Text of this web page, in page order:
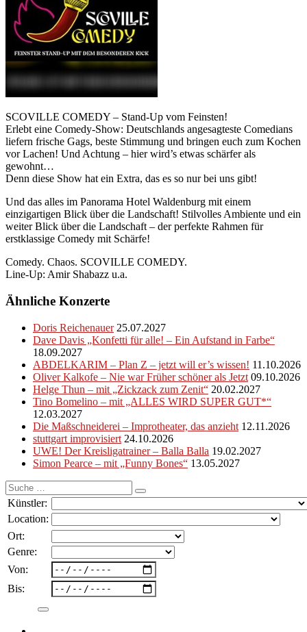
SCOVILLE COMEDY – Stand-Up vom Feinsten!
Erlebt eine Comedy-Show: Deutschlands angesagteste Comedians
liefern frische Gags, beste Stimmung und bringen euch zum Kochen
vor Lachen! Und Achtung – hier wird’s etwas schärfer als
gewohnt…
Denn diese Show hat ein Extra, das es so nur bei uns gibt!
Und das alles im Panorama Hotel Waldenburg mit einem
einzigartigen Blick über die Landschaft! Stilvolles Ambiente und ein
weiter Blick über die Landschaft – der perfekte Rahmen für
erstklassige Comedy mit Schärfe!
Comedy. Chaos. SCOVILLE COMEDY.
Line-Up: Amir Shabazz u.a.
Ähnliche Konzerte
Doris Reichenauer 25.07.2027
Dave Davis „Konfetti für alle! – Ein Aufstand in Farbe“
18.09.2027
ABDELKARIM – Plan Z – jetzt will er’s wissen! 11.10.2026
Oliver Kalkofe – Nie war Früher schöner als Jetzt 09.10.2026
Helge Thun – mit „Zickzack zum Zenit“ 20.02.2027
Tino Bomelino – mit „ALLES WIRD SUPER GUT*“
12.03.2027
Die Maßschneiderei – Improtheater, das anzieht 12.11.2026
stuttgart improvisiert 24.10.2026
UWE! Der Kreisligatrainer – Balla Balla 19.02.2027
Simon Pearce – mit „Funny Bones“ 13.05.2027
Suche
nach:
Künstler:
Location:
Ort:
Genre:
Von:
Bis: